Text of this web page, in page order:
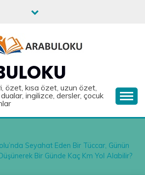
özet, kısa özet, uzun özet,
ingilizce, dersler, çocuk
Seyahat Eden Bir Tüccar, Günün
Bir Günde Kaç Km Yol Alabilir?